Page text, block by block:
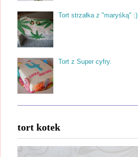
Tort strzałka z "maryśką" :)
Tort z Super cyfry.
tort kotek